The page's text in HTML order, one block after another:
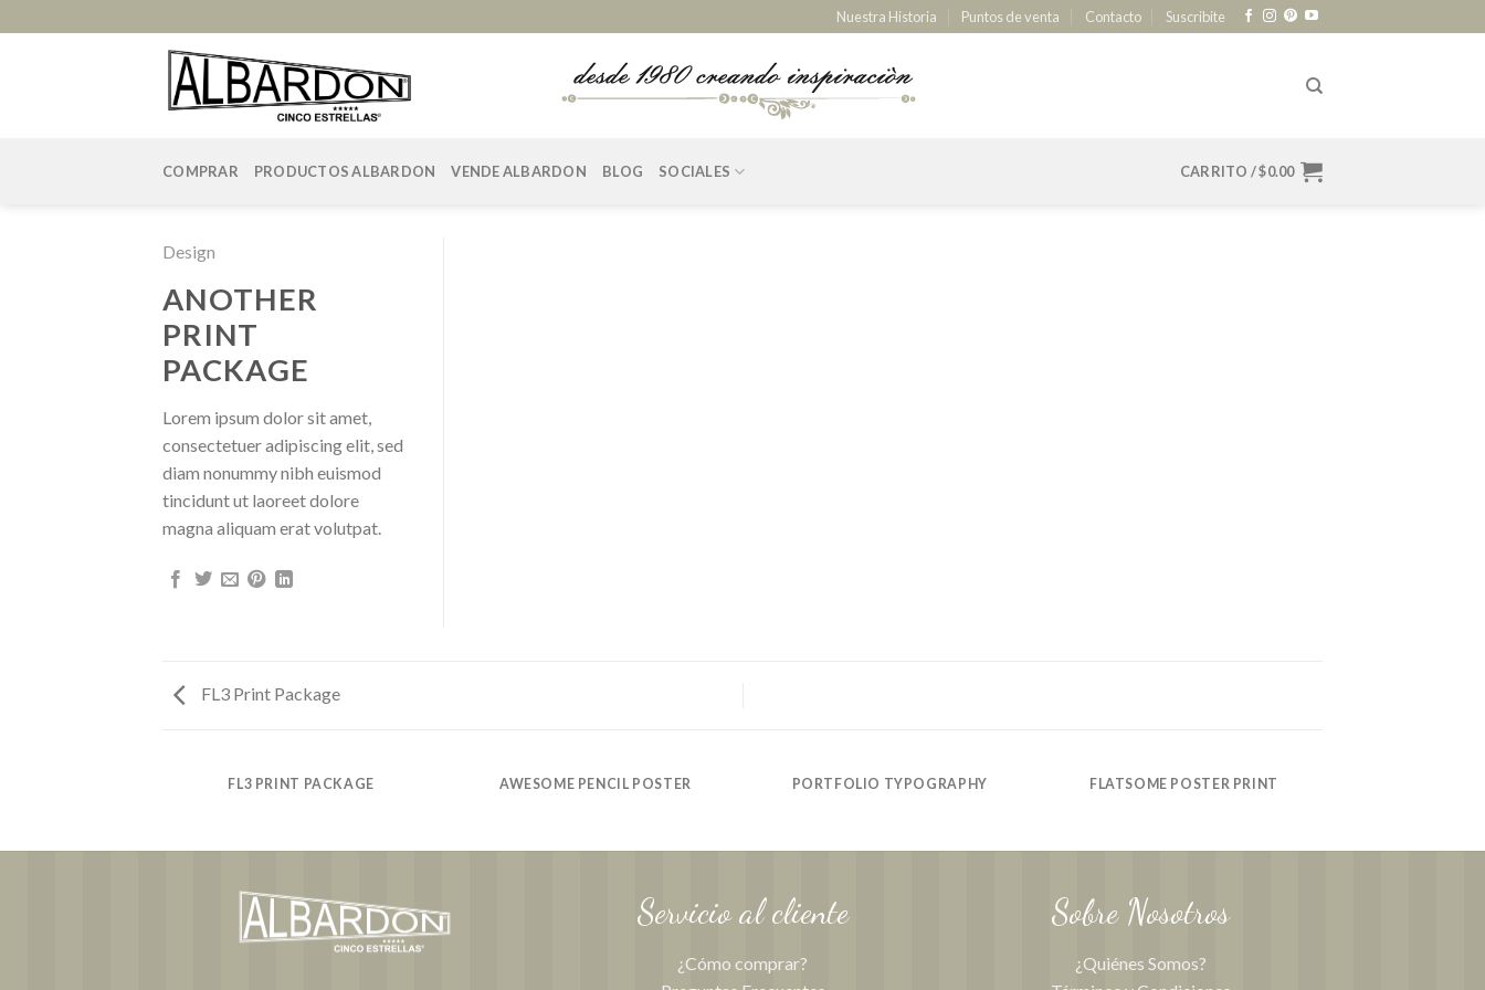
to
Nuestra Historia Puntos de venta Contacto Suscribite
COMPRAR PRODUCTOS ALBARDON VENDE ALBARDON BLOG SOCIALES CARRITO /$0.00
Design
ANOTHER
PRINT
PACKAGE
Lorem ipsum dolor sit amet,
consectetuer adipiscing elit, sed
diam nonummy nibh euismod
tincidunt ut laoreet dolore
magna aliquam erat volutpat.
FL3 Print Package
FL3 PRINT PACKAGE AWESOME PENCIL POSTER PORTFOLIO TYPOGRAPHY FLATSOME POSTER PRINT
Servicio al cliente
¿Cómo comprar?
Sobre Nosotros
¿Quiénes Somos?